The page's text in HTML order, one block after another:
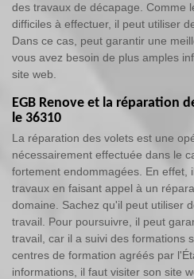
des travaux de décapage. Comme
difficiles à effectuer, il peut utiliser
Dans ce cas, peut garantir une
vous avez besoin de plus amples
site web.
EGB Renove et la réparation
le 36310
La réparation des volets est une
nécessairement effectuée dans le
fortement endommagées. En effet,
travaux en faisant appel à un
domaine. Sachez qu'il peut utiliser
travail. Pour poursuivre, il peut
travail, car il a suivi des formations
centres de formation agréés par
informations, il faut visiter son site